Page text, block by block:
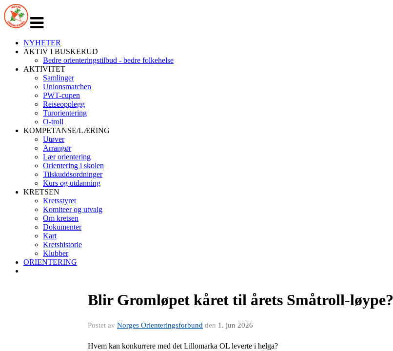
navigasjon
NYHETER
AKTIV I BUSKERUD
Bedre orienteringstilbud - bedre folkehelse
AKTIVITET
Samlinger
Unionsmatchen
PWT-cupen
Reiseopplegg
Turorientering
O-troll
KOMPETANSE/LÆRING
Utøver
Arrangør
Lær orientering
Orientering i skolen
Tilskuddsordninger
Kurs og utdanning
KRETSEN
Kretsstyret
Komiteer og utvalg
Om kretsen
Dokumenter
Kart
Kretshistorie
Klubber
ORIENTERING
Blir Gromløpet kåret til årets Småtroll-løype?
Postet av Norges Orienteringsforbund den 1. jun 2026
Hvem kan konkurrere med det Lillomarka OL leverte i helga?